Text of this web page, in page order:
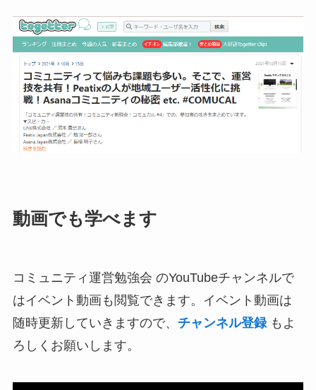
動画でも学べます
コミュニティ運営勉強会 のYouTubeチャンネルで
はイベント動画も閲覧できます。イベント動画は
随時更新していきますので、 チャンネル登録もよ
ろしくお願いします。